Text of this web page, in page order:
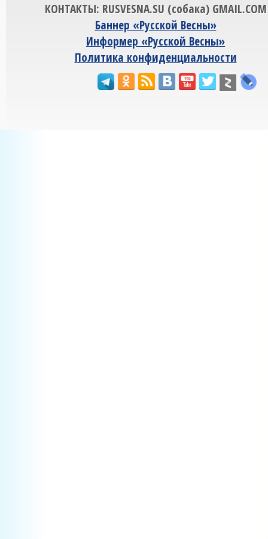
КОНТАКТЫ: RUSVESNA.SU (собака) GMAIL.COM
Баннер «Русской Весны»
Информер «Русской Весны»
Политика конфиденциальности